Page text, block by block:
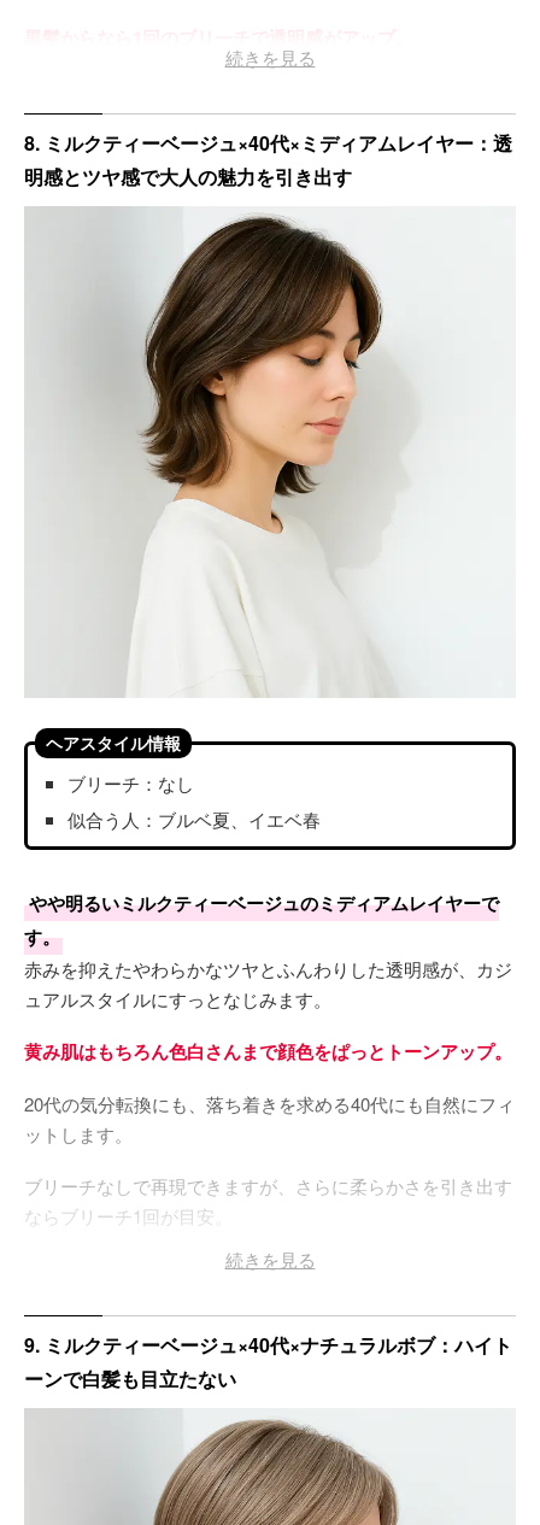
りに♡
続きを見る
8. ミルクティーベージュ×40代×ミディアムレイヤー：透
明感とツヤ感で大人の魅力を引き出す
ヘアスタイル情報
ブリーチ：なし
似合う人：ブルベ夏、イエベ春
やや明るいミルクティーベージュのミディアムレイヤーで
す。
赤みを抑えたやわらかなツヤとふんわりした透明感が、カジ
ュアルスタイルにすっとなじみます。
黄み肌はもちろん色白さんまで顔色をぱっとトーンアップ。
20代の気分転換にも、落ち着きを求める40代にも自然にフィ
ットします。
ブリーチなしで再現できますが、さらに柔らかさを引き出す
ならブリーチ1回が目安。
仕上げにピンク系リップとパステルカラーのトップスを合わ
続きを見る
9. ミルクティーベージュ×40代×ナチュラルボブ：ハイト
ーンで白髪も目立たない